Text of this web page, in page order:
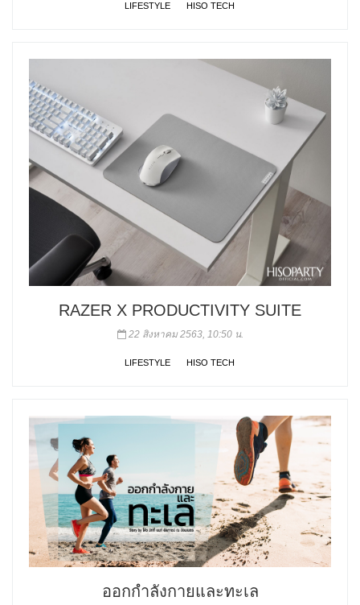
LIFESTYLE HISO TECH
RAZER X PRODUCTIVITY SUITE
22 สิงหาคม 2563, 10:50 น.
LIFESTYLE HISO TECH
ออกกำลังกายและทะเล